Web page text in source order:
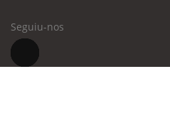
Seguiu-nos